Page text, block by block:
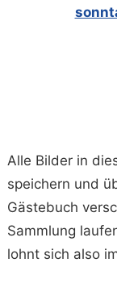
Alle Bilder in
speichern und
Gästebuch
Sammlung
lohnt sich also